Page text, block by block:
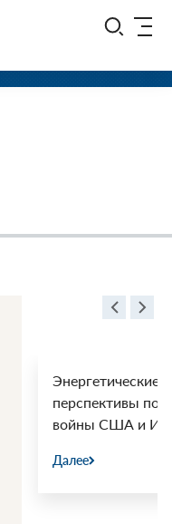
Энергетические
перспективы
войны США и
Далее